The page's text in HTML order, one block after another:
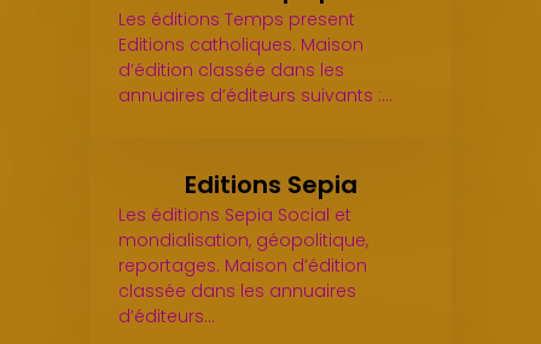
Les éditions Temps present
Editions catholiques. Maison
d’édition classée dans les
annuaires d’éditeurs suivants :…
Editions Sepia
Les éditions Sepia Social et
mondialisation, géopolitique,
reportages. Maison d’édition
classée dans les annuaires
d’éditeurs…